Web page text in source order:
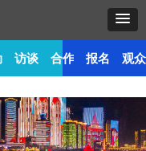
访谈 合作 报名 观众